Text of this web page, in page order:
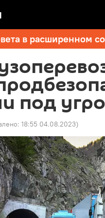
в расширенном
под
18:55 04.08.2023)